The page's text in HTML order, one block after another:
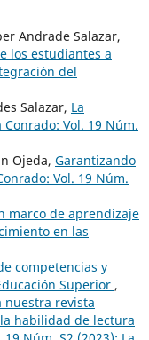
Andrade Salazar,
los estudiantes a
del
Salazar, La
Conrado: Vol. 19 Núm.
Ojeda, Garantizando
Vol. 19 Núm.
marco de aprendizaje
en las
competencias y
Superior ,
nuestra revista
habilidad de lectura